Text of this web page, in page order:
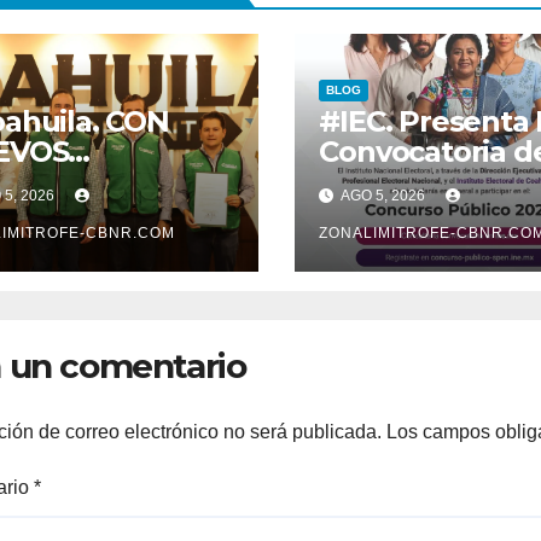
CON
5, 2026
CBNR.COM
BLOG
#IEC. Presenta
Convocatoria
Concurso
2026
AGO 5, 2026
ZONALIMITROFE-
un comentario
de correo electrónico no será publicada. Los campos
*